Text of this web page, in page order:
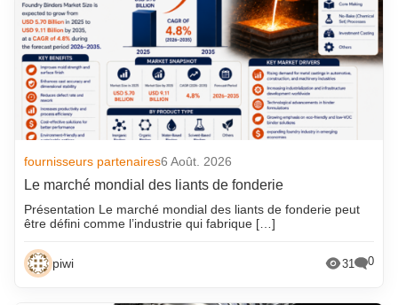
fournisseurs partenaires6 Août. 2026
Le marché mondial des liants de fonderie
Présentation Le marché mondial des liants de fonderie peut
être défini comme l’industrie qui fabrique […]
piwi 31 0